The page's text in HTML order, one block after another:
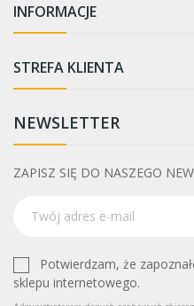
INFORMACJE
STREFA KLIENTA
NEWSLETTER
ZAPISZ SIĘ DO NASZEGO
Potwierdzam, że
sklepu internetowego.